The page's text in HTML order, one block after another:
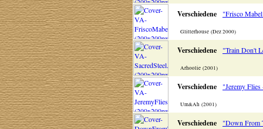
Verschiedene "Frisco
Glitterhouse (Dez 2000)
Verschiedene "Train Don't
Arhoolie (2001)
Verschiedene "Jeremy
Um&Ah (2001)
Verschiedene "Down From